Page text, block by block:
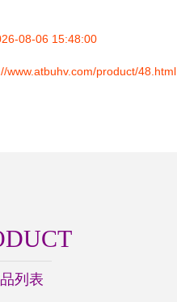
08-06 15:48:00
www.atbuhv.com/product/48.html
列表